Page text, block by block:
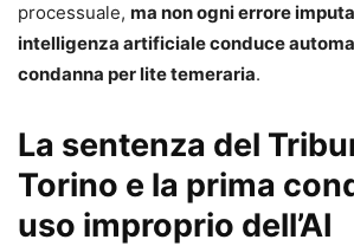
monografie e contributi scientifici in
Andrea Sirotti Gaudenzi
Avvocato e docente universitario.
Italia e all’estero. È responsabile
cui l’Istituto nazionale per la formazione
Direttore di collane e trattati giuridici, è
numerosi volumi, tra cui “Manuale
processuale, ma non ogni errore
intelligenza artificiale conduce
condanna per lite temeraria.
La sentenza del
Torino e la prima
uso improprio dell’AI